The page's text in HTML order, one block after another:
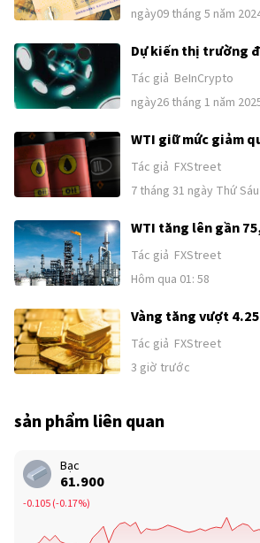
biết và cách đầu tư
ngày09 tháng 5 năm
Dự kiến thị trường
năm 2025, Altcoin
khác?
Tác giả BeInCrypto
ngày26 tháng 1 năm
WTI giữ mức giảm
bối cảnh hy vọng
được khơi lại
Tác giả FXStreet
7 tháng 31 ngày Thứ Sáu
WTI tăng lên gần
triển ngoại giao ở
Tác giả FXStreet
Hôm qua 01: 58
Vàng tăng vượt
thỏa thuận Mỹ–Iran
Tác giả FXStreet
3 giờ trước
sản phẩm liên quan
Bạc
61.900
-0.105(-0.17%)